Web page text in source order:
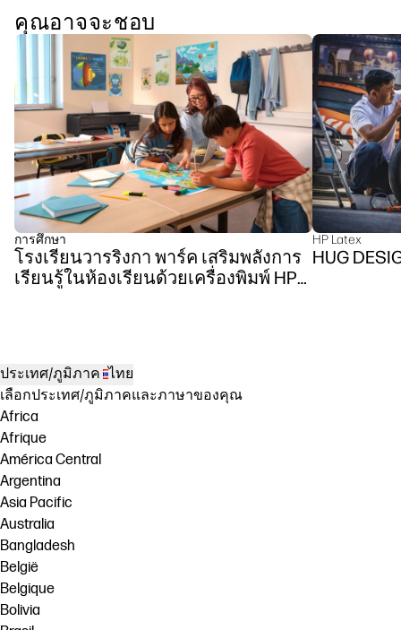
คุณอาจจะชอบ
การศึกษา
โรงเรียนวารริงกา พาร์ค เสริมพลังการ
เรียนรู้ในห้องเรียนด้วยเครื่องพิมพ์ HP
HP Latex
HUG
ประเทศ/ภูมิภาค ไทย
เลือกประเทศ/ภูมิภาคและภาษาของคุณ
Africa
Afrique
América Central
Argentina
Asia Pacific
Australia
Bangladesh
België
Belgique
Bolivia